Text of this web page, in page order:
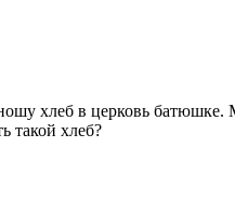
хлеб в церковь
такой хлеб?